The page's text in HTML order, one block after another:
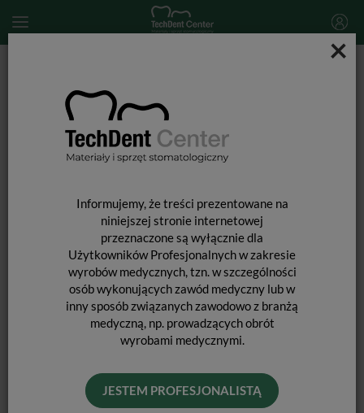
×
Informujemy, że treści prezentowane na
niniejszej stronie internetowej
przeznaczone są wyłącznie dla
Użytkowników Profesjonalnych w zakresie
wyrobów medycznych, tzn. w szczególności
osób wykonujących zawód medyczny lub w
inny sposób związanych zawodowo z branżą
medyczną, np. prowadzących obrót
wyrobami medycznymi.
JESTEM PROFESJONALISTĄ
Wstrząsarka do kapsułek Mixer Vibros